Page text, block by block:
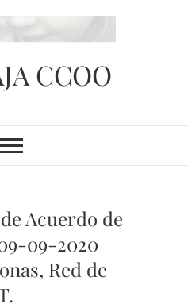
CCOO
Acuerdo de
09-2020
Red de